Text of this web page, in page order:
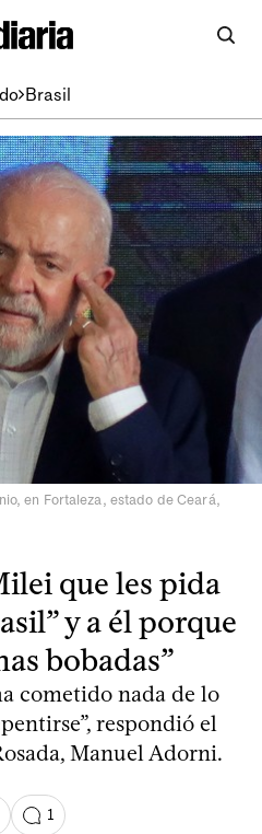
Brasil
en Fortaleza, estado de Ceará,
que les pida
y a él porque
bobadas”
cometido nada de lo
respondió el
Manuel Adorni.
1